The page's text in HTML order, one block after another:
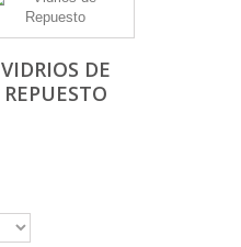
VIDRIOS DE
REPUESTO